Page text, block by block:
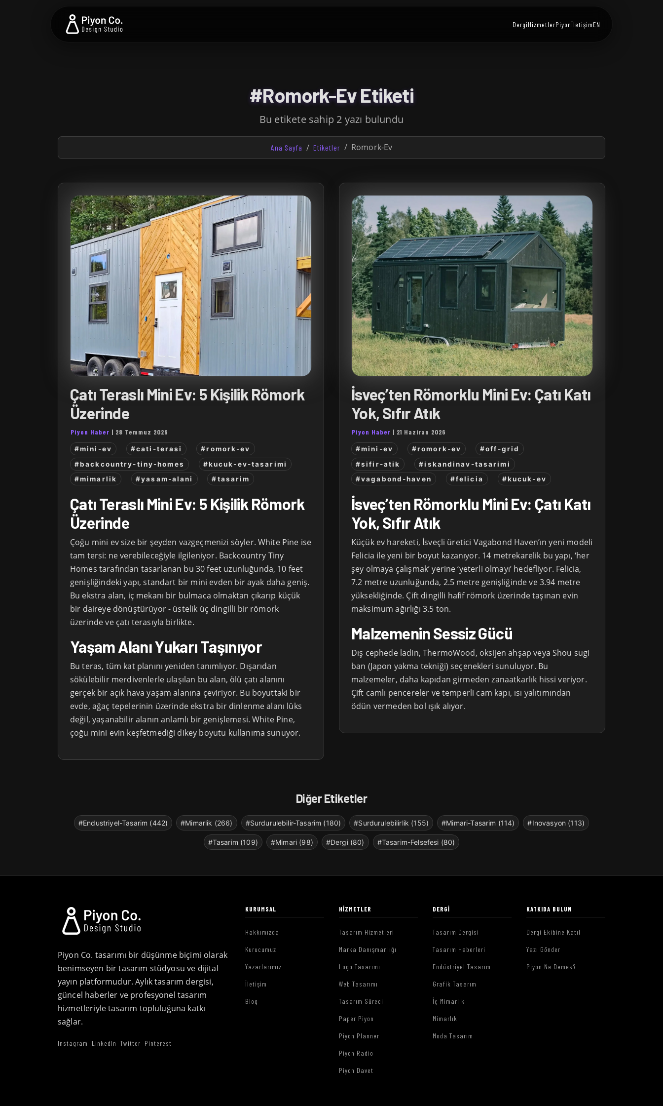
DergiHizmetlerPiyonİletişimEN
#Romork-Ev Etiketi
Bu etikete sahip 2 yazı bulundu
Ana Sayfa Etiketler Romork-Ev
Çatı Teraslı Mini Ev: 5 Kişilik Römork
Üzerinde
Piyon Haber | 28 Temmuz 2026
#mini-ev #cati-terasi
#romork-ev
#backcountry-tiny-homes
#kucuk-ev-tasarimi
#mimarlik
#yasam-alani #tasarim
Çatı Teraslı Mini Ev: 5 Kişilik Römork
Üzerinde
Çoğu mini ev size bir şeyden vazgeçmenizi söyler. White Pine ise
tam tersi: ne verebileceğiyle ilgileniyor. Backcountry Tiny
Homes tarafından tasarlanan bu 30 feet uzunluğunda, 10 feet
genişliğindeki yapı, standart bir mini evden bir ayak daha geniş.
Bu ekstra alan, iç mekanı bir bulmaca olmaktan çıkarıp küçük
bir daireye dönüştürüyor - üstelik üç dingilli bir römork
üzerinde ve çatı terasıyla birlikte.
Yaşam Alanı Yukarı Taşınıyor
Bu teras, tüm kat planını yeniden tanımlıyor. Dışarıdan
sökülebilir merdivenlerle ulaşılan bu alan, ölü çatı alanını
gerçek bir açık hava yaşam alanına çeviriyor. Bu boyuttaki bir
evde, ağaç tepelerinin üzerinde ekstra bir dinlenme alanı lüks
değil, yaşanabilir alanın anlamlı bir genişlemesi. White Pine,
çoğu mini evin keşfetmediği dikey boyutu kullanıma sunuyor.
İsveç’ten Römorklu Mini Ev: Çatı Katı
Yok, Sıfır Atık
Piyon Haber | 21 Haziran 2026
#mini-ev #romork-ev
#off-grid
#sifir-atik
#iskandinav-tasarimi
#vagabond-haven
#felicia #kucuk-ev
İsveç’ten Römorklu Mini Ev: Çatı Katı
Yok, Sıfır Atık
Küçük ev hareketi, İsveçli üretici Vagabond Haven’ın yeni modeli
Felicia ile yeni bir boyut kazanıyor. 14 metrekarelik bu yapı, ‘her
şey olmaya çalışmak’ yerine ‘yeterli olmayı’ hedefliyor. Felicia,
7.2 metre uzunluğunda, 2.5 metre genişliğinde ve 3.94 metre
yüksekliğinde. Çift dingilli hafif römork üzerinde taşınan evin
maksimum ağırlığı 3.5 ton.
Malzemenin Sessiz Gücü
Dış cephede ladin, ThermoWood, oksijen ahşap veya Shou sugi
ban (Japon yakma tekniği) seçenekleri sunuluyor. Bu
malzemeler, daha kapıdan girmeden zanaatkarlık hissi veriyor.
Çift camlı pencereler ve temperli cam kapı, ısı yalıtımından
ödün vermeden bol ışık alıyor.
Diğer Etiketler
#Endustriyel-Tasarim (442) #Mimarlik (266) #Surdurulebilir-Tasarim (180) #Surdurulebilirlik (155) #Mimari-Tasarim (114) #Inovasyon (113)
#Tasarim (109) #Mimari (98) #Dergi (80) #Tasarim-Felsefesi (80)
Piyon Co. tasarımı bir düşünme biçimi olarak
benimseyen bir tasarım stüdyosu ve dijital
yayın platformudur. Aylık tasarım dergisi,
güncel haberler ve profesyonel tasarım
hizmetleriyle tasarım topluluğuna katkı
sağlar.
Instagram LinkedIn Twitter Pinterest
KURUMSAL
Hakkımızda
Kurucumuz
Yazarlarımız
İletişim
Blog
HIZMETLER
Tasarım Hizmetleri
Marka Danışmanlığı
Logo Tasarımı
Web Tasarımı
Tasarım Süreci
Paper Piyon
Piyon Planner
Piyon Radio
Piyon Davet
DERGI
Tasarım Dergisi
Tasarım Haberleri
Endüstriyel Tasarım
Grafik Tasarım
İç Mimarlık
Mimarlık
Moda Tasarım
KATKIDA BULUN
Dergi Ekibine Katıl
Yazı Gönder
Piyon Ne Demek?